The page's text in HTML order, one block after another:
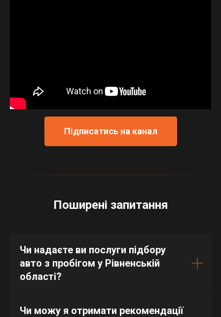
Підписатись на канал
Поширені запитання
Чи надаєте ви послуги підбору
авто з пробігом у Рівненській
області?
Чи можу я отримати рекомендації